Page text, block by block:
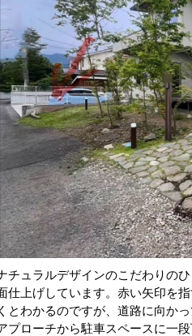
チュラルデザインのこだわりの
仕上げしています。赤い矢印を
とわかるのですが、道路に向か
プローチから駐車スペースに一